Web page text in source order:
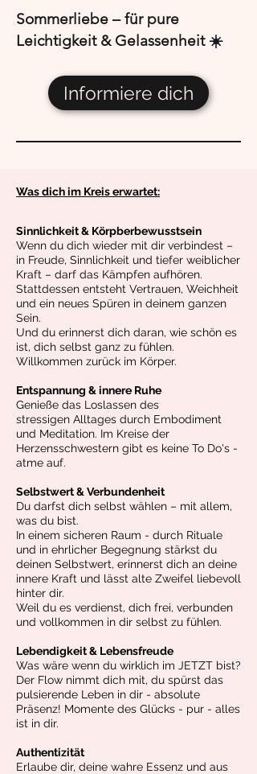
Sommerliebe – für pure
Leichtigkeit & Gelassenheit ☀️
Informiere dich
Was dich im Kreis erwartet:
Sinnlichkeit & Körpberbewusstsein
Wenn du dich wieder mit dir verbindest –
in Freude, Sinnlichkeit und tiefer weiblicher
Kraft – darf das Kämpfen aufhören.
Stattdessen entsteht Vertrauen, Weichheit
und ein neues Spüren in deinem ganzen
Sein.
Und du erinnerst dich daran, wie schön es
ist, dich selbst ganz zu fühlen.
Willkommen zurück im Körper.
Entspannung & innere Ruhe
Genieße das Loslassen des
stressigen Alltages durch Embodiment
und Meditation. Im Kreise der
Herzensschwestern gibt es keine To Do's -
atme auf.
Selbstwert & Verbundenheit
Du darfst dich selbst wählen – mit allem,
was du bist.
In einem sicheren Raum - durch Rituale
und in ehrlicher Begegnung stärkst du
deinen Selbstwert, erinnerst dich an deine
innere Kraft und lässt alte Zweifel liebevoll
hinter dir.
Weil du es verdienst, dich frei, verbunden
und vollkommen in dir selbst zu fühlen.
Lebendigkeit & Lebensfreude
Was wäre wenn du wirklich im JETZT bist?
Der Flow nimmt dich mit, du spürst das
pulsierende Leben in dir - absolute
Präsenz! Momente des Glücks - pur - alles
ist in dir.
Authentizität
Erlaube dir, deine wahre Essenz und aus